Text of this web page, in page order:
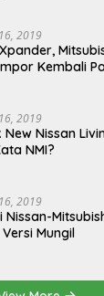
2019
Kembali
2019
New Nissan
NMI?
2019
Nissan-
Mungil